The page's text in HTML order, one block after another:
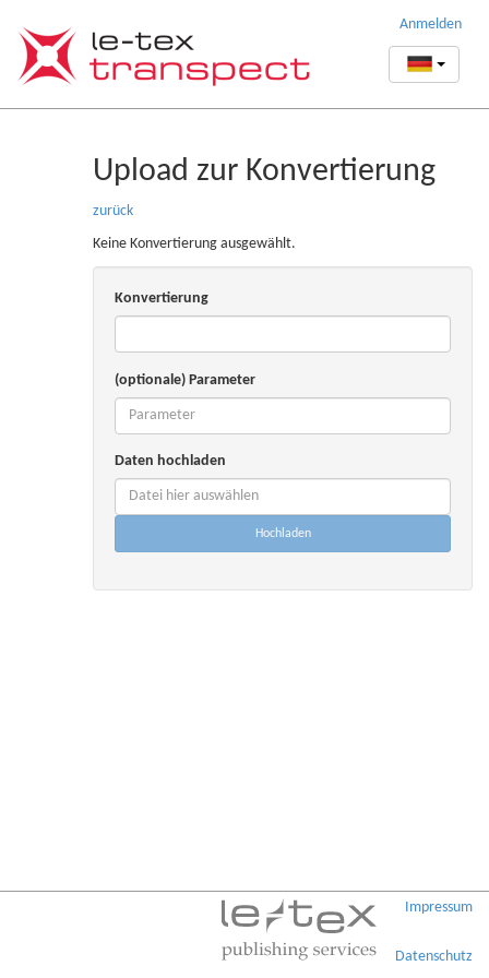
Anmelden
Upload zur Konvertierung
zurück
Keine Konvertierung ausgewählt.
Konvertierung
(optionale) Parameter
Daten hochladen
Impressum
Datenschutz